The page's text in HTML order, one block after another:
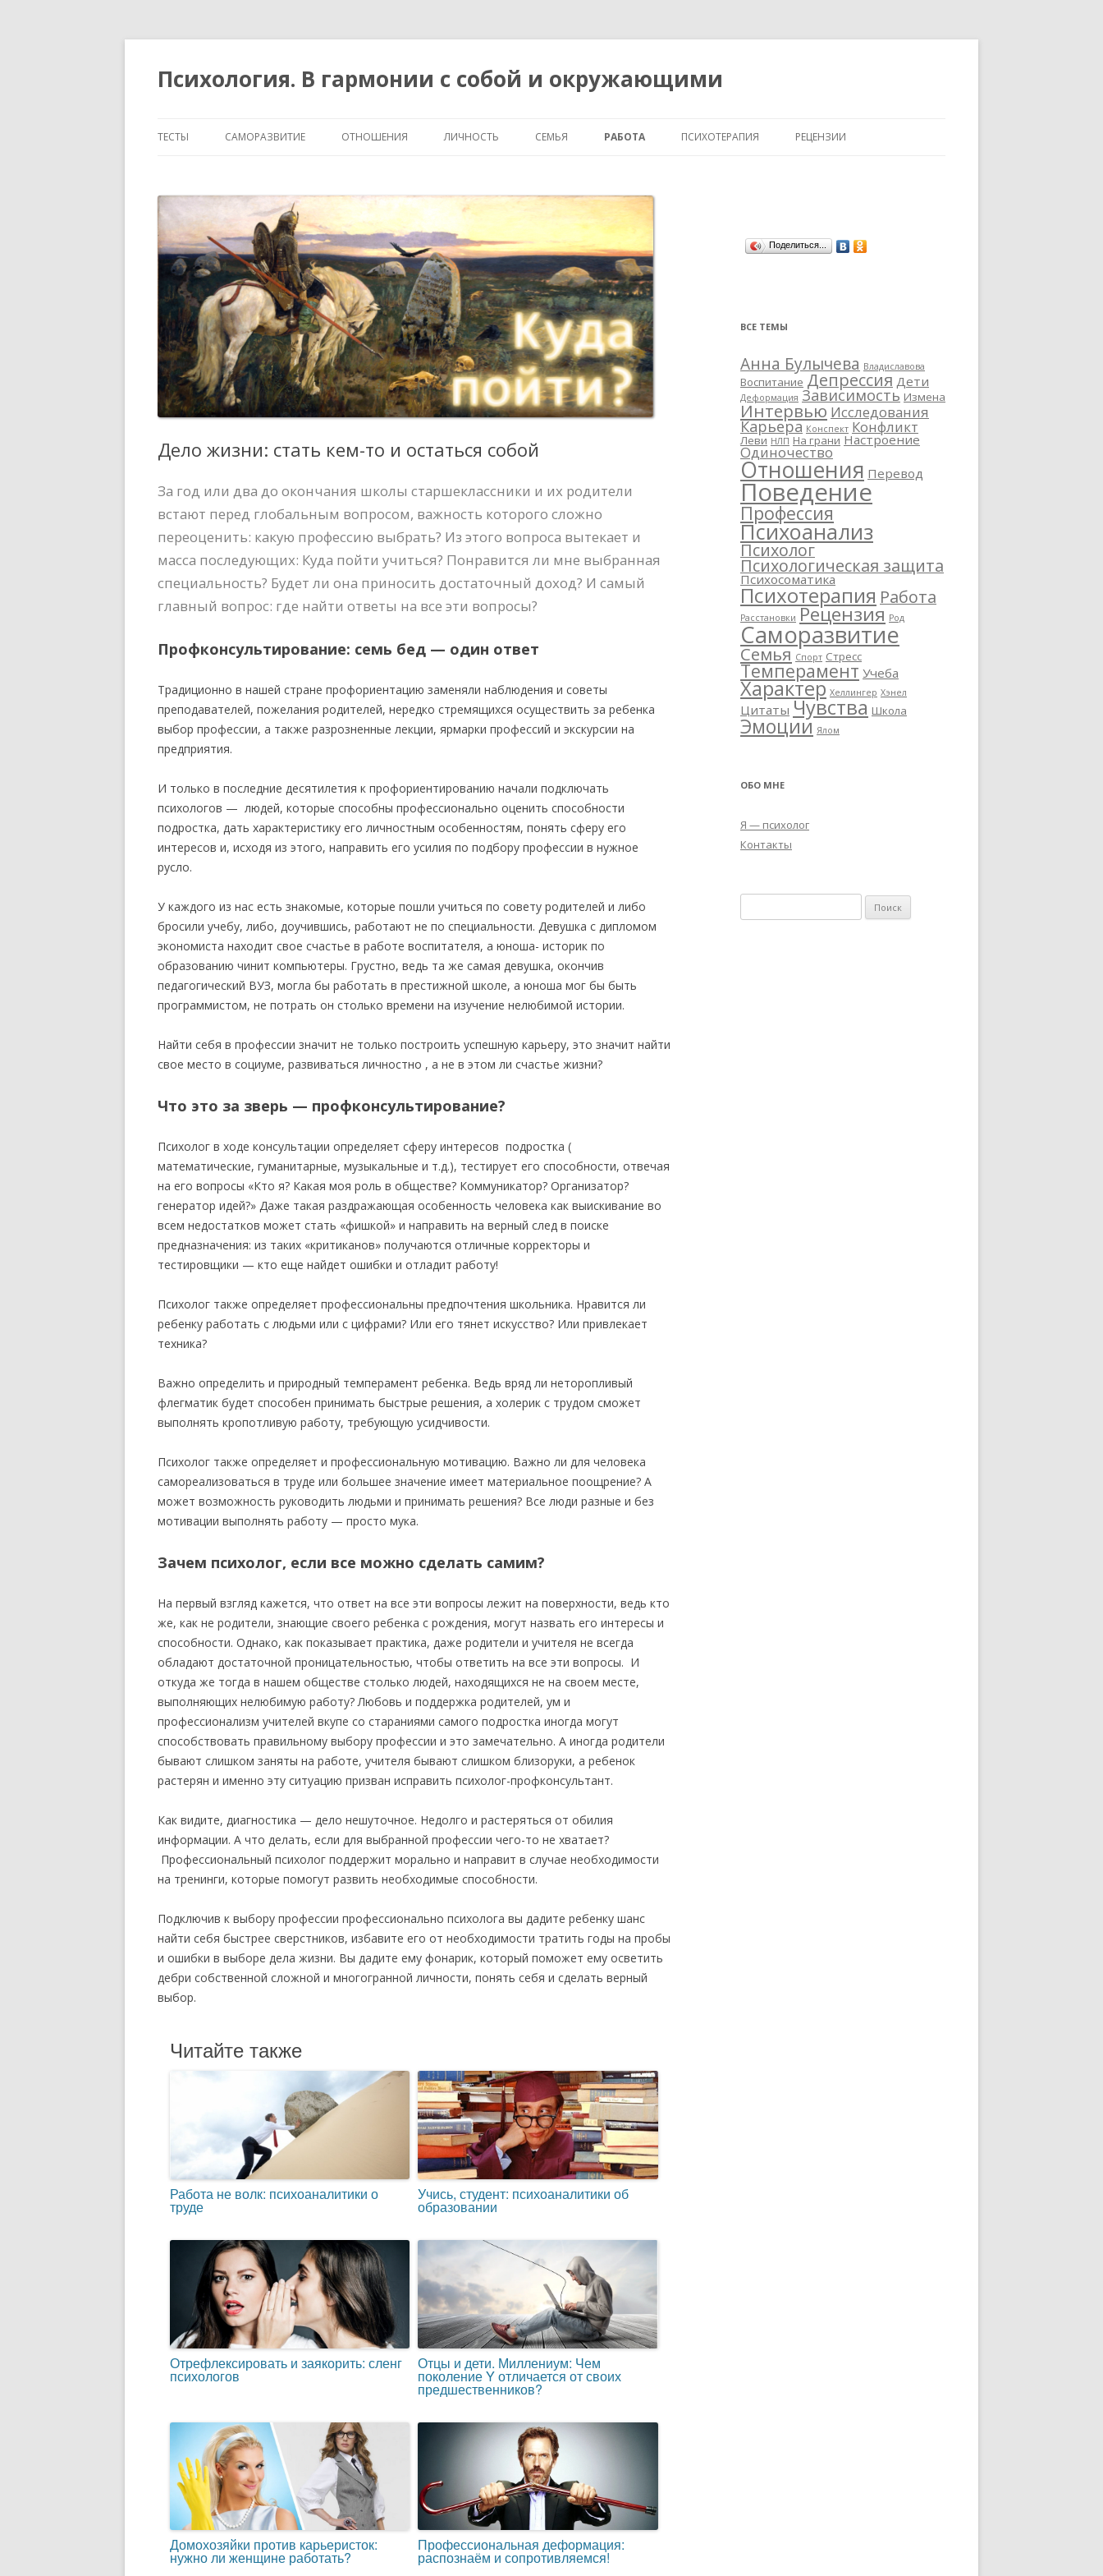
Психология. В гармонии с собой и окружающими
к
ТЕСТЫ САМОРАЗВИТИЕ ОТНОШЕНИЯ ЛИЧНОСТЬ СЕМЬЯ РАБОТА ПСИХОТЕРАПИЯ РЕЦЕНЗИИ
Дело жизни: стать кем-то и остаться собой
За год или два до окончания школы старшеклассники и их родители
встают перед глобальным вопросом, важность которого сложно
переоценить: какую профессию выбрать? Из этого вопроса вытекает и
масса последующих: Куда пойти учиться? Понравится ли мне выбранная
специальность? Будет ли она приносить достаточный доход? И самый
главный вопрос: где найти ответы на все эти вопросы?
Профконсультирование: семь бед — один ответ
Традиционно в нашей стране профориентацию заменяли наблюдения и советы
преподавателей, пожелания родителей, нередко стремящихся осуществить за ребенка
выбор профессии, а также разрозненные лекции, ярмарки профессий и экскурсии на
предприятия.
И только в последние десятилетия к профориентированию начали подключать
психологов — людей, которые способны профессионально оценить способности
подростка, дать характеристику его личностным особенностям, понять сферу его
интересов и, исходя из этого, направить его усилия по подбору профессии в нужное
русло.
У каждого из нас есть знакомые, которые пошли учиться по совету родителей и либо
бросили учебу, либо, доучившись, работают не по специальности. Девушка с дипломом
экономиста находит свое счастье в работе воспитателя, а юноша- историк по
образованию чинит компьютеры. Грустно, ведь та же самая девушка, окончив
педагогический ВУЗ, могла бы работать в престижной школе, а юноша мог бы быть
программистом, не потрать он столько времени на изучение нелюбимой истории.
Найти себя в профессии значит не только построить успешную карьеру, это значит найти
свое место в социуме, развиваться личностно , а не в этом ли счастье жизни?
Что это за зверь — профконсультирование?
Психолог в ходе консультации определяет сферу интересов подростка (
математические, гуманитарные, музыкальные и т.д.), тестирует его способности, отвечая
на его вопросы «Кто я? Какая моя роль в обществе? Коммуникатор? Организатор?
генератор идей?» Даже такая раздражающая особенность человека как выискивание во
всем недостатков может стать «фишкой» и направить на верный след в поиске
предназначения: из таких «критиканов» получаются отличные корректоры и
тестировщики — кто еще найдет ошибки и отладит работу!
Психолог также определяет профессиональны предпочтения школьника. Нравится ли
ребенку работать с людьми или с цифрами? Или его тянет искусство? Или привлекает
техника?
Важно определить и природный темперамент ребенка. Ведь вряд ли неторопливый
флегматик будет способен принимать быстрые решения, а холерик с трудом сможет
выполнять кропотливую работу, требующую усидчивости.
Психолог также определяет и профессиональную мотивацию. Важно ли для человека
самореализоваться в труде или большее значение имеет материальное поощрение? А
может возможность руководить людьми и принимать решения? Все люди разные и без
мотивации выполнять работу — просто мука.
Зачем психолог, если все можно сделать самим?
На первый взгляд кажется, что ответ на все эти вопросы лежит на поверхности, ведь кто
же, как не родители, знающие своего ребенка с рождения, могут назвать его интересы и
способности. Однако, как показывает практика, даже родители и учителя не всегда
обладают достаточной проницательностью, чтобы ответить на все эти вопросы. И
откуда же тогда в нашем обществе столько людей, находящихся не на своем месте,
выполняющих нелюбимую работу? Любовь и поддержка родителей, ум и
профессионализм учителей вкупе со стараниями самого подростка иногда могут
способствовать правильному выбору профессии и это замечательно. А иногда родители
бывают слишком заняты на работе, учителя бывают слишком близоруки, а ребенок
растерян и именно эту ситуацию призван исправить психолог-профконсультант.
Как видите, диагностика — дело нешуточное. Недолго и растеряться от обилия
информации. А что делать, если для выбранной профессии чего-то не хватает?
Профессиональный психолог поддержит морально и направит в случае необходимости
на тренинги, которые помогут развить необходимые способности.
Подключив к выбору профессии профессионально психолога вы дадите ребенку шанс
найти себя быстрее сверстников, избавите его от необходимости тратить годы на пробы
и ошибки в выборе дела жизни. Вы дадите ему фонарик, который поможет ему осветить
дебри собственной сложной и многогранной личности, понять себя и сделать верный
выбор.
Читайте также
Работа не волк: психоаналитики о
труде
Учись, студент: психоаналитики об
образовании
Отрефлексировать и заякорить: сленг
психологов
Отцы и дети. Миллениум: Чем
поколение Y отличается от своих
предшественников?
Домохозяйки против карьеристок:
нужно ли женщине работать?
Профессиональная деформация:
распознаём и сопротивляемся!
Поделиться...
ВСЕ ТЕМЫ
Анна Булычева Владиславова
Воспитание Депрессия Дети
Деформация Зависимость Измена
Интервью Исследования
Карьера Конспект Конфликт
Леви НЛП На грани Настроение
Одиночество
Отношения Перевод
Поведение
Профессия
Психоанализ
Психолог
Психологическая защита
Психосоматика
Психотерапия Работа
Расстановки Рецензия Род
Саморазвитие
Семья Спорт Стресс
Темперамент Учеба
Характер Хеллингер Хэнел
Цитаты Чувства Школа
Эмоции Ялом
ОБО МНЕ
Я — психолог
Контакты
а